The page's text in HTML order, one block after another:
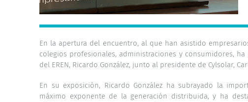
En la apertura del encuentro, al que han asistido
colegios profesionales, administraciones y consumidores,
del EREN, Ricardo González, junto al presidente de Cylsolar,
En su exposición, Ricardo González ha subrayado la
máximo exponente de la generación distribuida, y ha